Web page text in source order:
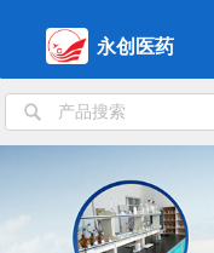
永创医药